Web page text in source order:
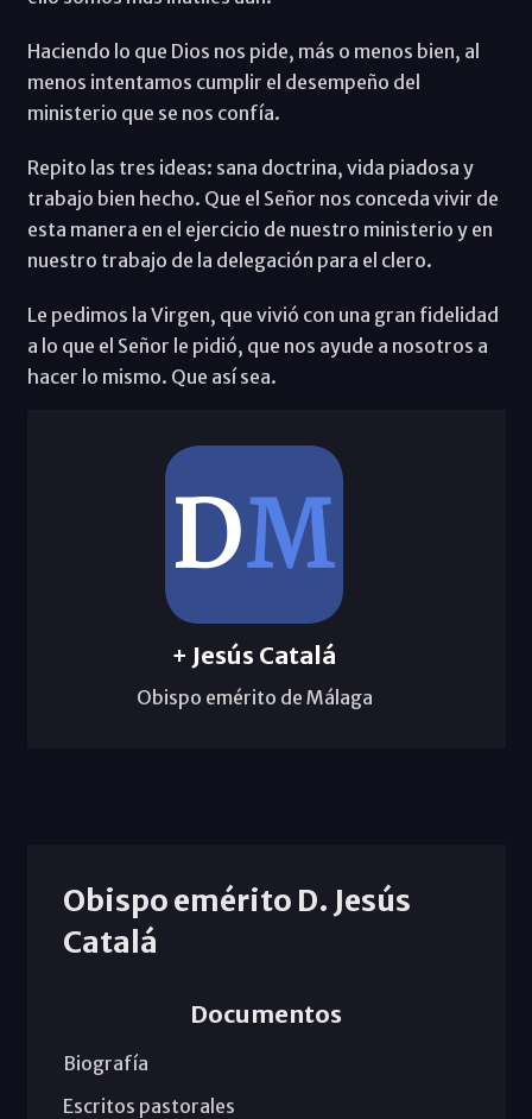
Haciendo lo que Dios nos pide, más o menos bien, al
menos intentamos cumplir el desempeño del
ministerio que se nos confía.
Repito las tres ideas: sana doctrina, vida piadosa y
trabajo bien hecho. Que el Señor nos conceda vivir de
esta manera en el ejercicio de nuestro ministerio y en
nuestro trabajo de la delegación para el clero.
Le pedimos la Virgen, que vivió con una gran fidelidad
a lo que el Señor le pidió, que nos ayude a nosotros a
hacer lo mismo. Que así sea.
+ Jesús Catalá
Obispo emérito de Málaga
Obispo emérito D. Jesús
Catalá
Documentos
Biografía
Escritos pastorales